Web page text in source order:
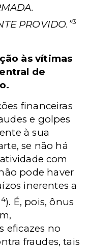
PROVIDO.”3
às vítimas
de
financeiras
e golpes
à sua
se não há
com
pode haver
inerentes a
4). É, pois, ônus
eficazes no
fraudes, tais